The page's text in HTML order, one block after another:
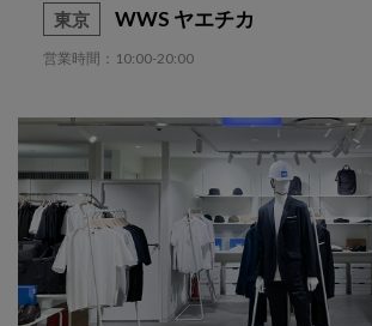
東京 WWS ヤエチカ
営業時間：10:00-20:00